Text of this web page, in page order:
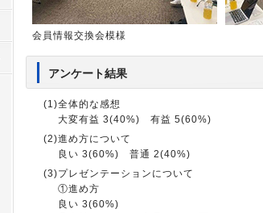
会員情報交換会模様
アンケート結果
(1)全体的な感想
大変有益 3(40%) 有益 5(60%)
(2)進め方について
良い 3(60%) 普通 2(40%)
(3)プレゼンテーションについて
①進め方
良い 3(60%)